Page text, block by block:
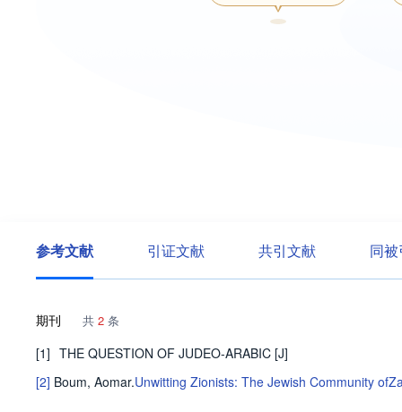
参考文献 引证文献 共引文献 同
期刊 共 2 条
[1] THE QUESTION OF JUDEO-ARABIC [J]
[2] Boum, Aomar.Unwitting Zionists: The Jewish Community